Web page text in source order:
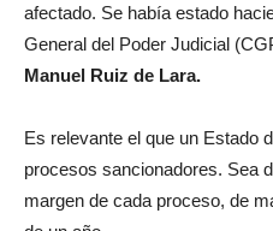
afectado. Se había estado
General del Poder Judicial
Manuel Ruiz de Lara.
Es relevante el que un Estado
procesos sancionadores. Sea
margen de cada proceso, de